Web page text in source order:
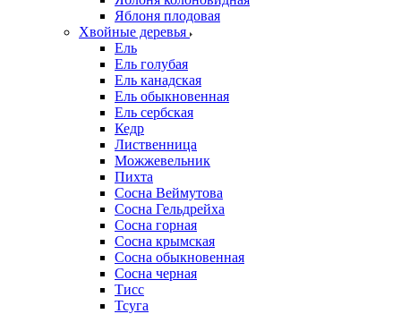
Яблоня плодовая
Хвойные деревья
Ель
Ель голубая
Ель канадская
Ель обыкновенная
Ель сербская
Кедр
Лиственница
Можжевельник
Пихта
Сосна Веймутова
Сосна Гельдрейха
Сосна горная
Сосна крымская
Сосна обыкновенная
Сосна черная
Тисс
Тсуга